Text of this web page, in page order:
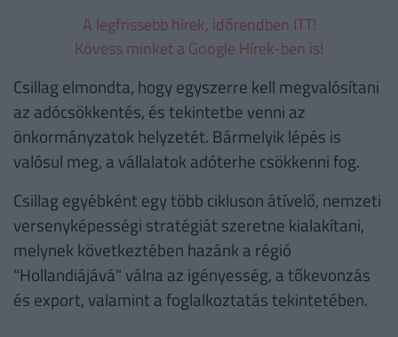
A legfrissebb hírek, időrendben ITT!
Kövess minket a Google Hírek-ben is!
Csillag elmondta, hogy egyszerre kell megvalósítani
az adócsökkentés, és tekintetbe venni az
önkormányzatok helyzetét. Bármelyik lépés is
valósul meg, a vállalatok adóterhe csökkenni fog.
Csillag egyébként egy több cikluson átívelő, nemzeti
versenyképességi stratégiát szeretne kialakítani,
melynek következtében hazánk a régió
"Hollandiájává" válna az igényesség, a tőkevonzás
és export, valamint a foglalkoztatás tekintetében.